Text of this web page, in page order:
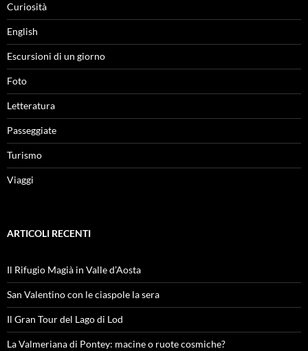
Curiosità
English
Escursioni di un giorno
Foto
Letteratura
Passeggiate
Turismo
Viaggi
ARTICOLI RECENTI
Il Rifugio Magià in Valle d’Aosta
San Valentino con le ciaspole la sera
Il Gran Tour del Lago di Lod
La Valmeriana di Pontey: macine o ruote cosmiche?